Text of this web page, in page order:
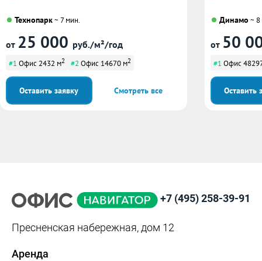
Технопарк~ 7 мин.
от 25 000 руб./м²/год
#1 Офис 2432 м2 #2 Офис 14670 м2
Оставить заявку Смотреть все
Динамо ~
от 50
#1 Офис
Оставить
+7 (495) 258-39-91
Пресненская набережная, дом 12
Аренда